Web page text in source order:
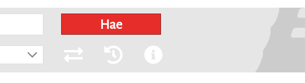
Hae